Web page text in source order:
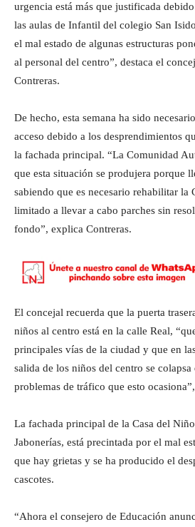
urgencia está más que justificada
las aulas de Infantil del colegio San
el mal estado de algunas estructuras
al personal del centro”, destaca el
Contreras.
De hecho, esta semana ha sido
acceso debido a los desprendimientos
la fachada principal. “La Comunidad
que esta situación se produjera porque
sabiendo que es necesario rehabilitar la
limitado a llevar a cabo parches sin
fondo”, explica Contreras.
El concejal recuerda que la puerta
niños al centro está en la calle Real,
principales vías de la ciudad y que en
salida de los niños del centro se
problemas de tráfico que esto
La fachada principal de la Casa del
Jabonerías, está precintada por el mal
que hay grietas y se ha producido el
cascotes.
“Ahora el consejero de Educación